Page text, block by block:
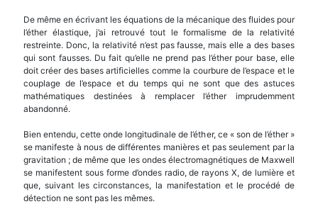
De même en écrivant les équations de la mécanique des fluides pour
l’éther élastique, j’ai retrouvé tout le formalisme de la relativité
restreinte. Donc, la relativité n’est pas fausse, mais elle a des bases
qui sont fausses. Du fait qu’elle ne prend pas l’éther pour base, elle
doit créer des bases artificielles comme la courbure de l’espace et le
couplage de l’espace et du temps qui ne sont que des astuces
mathématiques destinées à remplacer l’éther imprudemment
abandonné.
Bien entendu, cette onde longitudinale de l’éther, ce « son de l’éther »
se manifeste à nous de différentes manières et pas seulement par la
gravitation ; de même que les ondes électromagnétiques de Maxwell
se manifestent sous forme d’ondes radio, de rayons X, de lumière et
que, suivant les circonstances, la manifestation et le procédé de
détection ne sont pas les mêmes.